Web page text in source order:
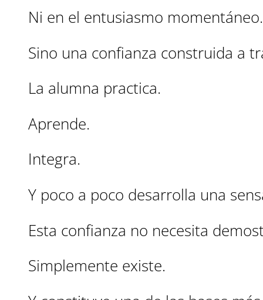
Ni en el entusiasmo momentáneo.
Sino una confianza construida a
La alumna practica.
Aprende.
Integra.
Y poco a poco desarrolla una
Esta confianza no necesita
Simplemente existe.